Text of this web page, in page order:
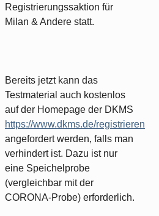
Registrierungssaktion für
Milan & Andere statt.
Bereits jetzt kann das
Testmaterial auch kostenlos
auf der Homepage der DKMS
https://www.dkms.de/registrieren
angefordert werden, falls man
verhindert ist. Dazu ist nur
eine Speichelprobe
(vergleichbar mit der
CORONA-Probe) erforderlich.